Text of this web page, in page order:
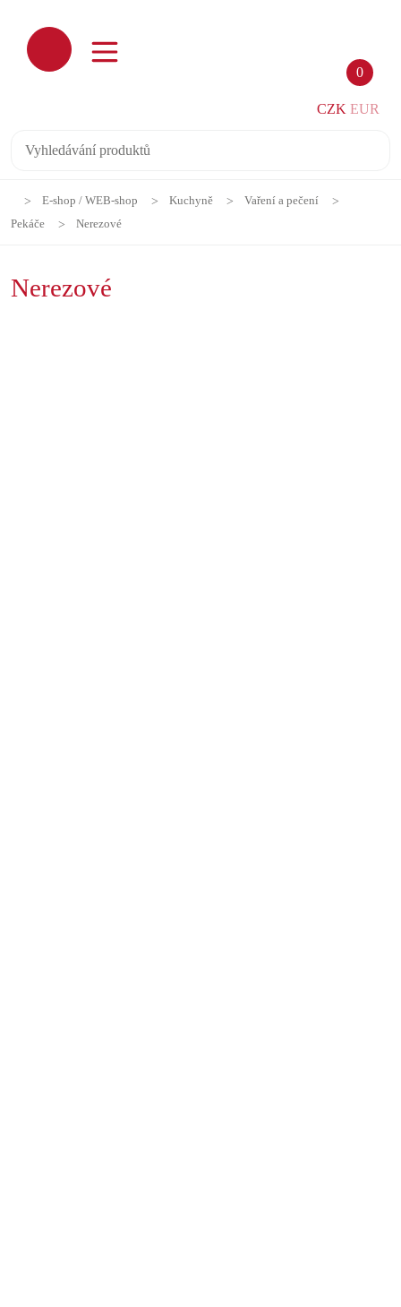
0
CZK EUR
E-shop / WEB-shop Kuchyně
Vaření a pečení
Pekáče
Nerezové
Nerezové